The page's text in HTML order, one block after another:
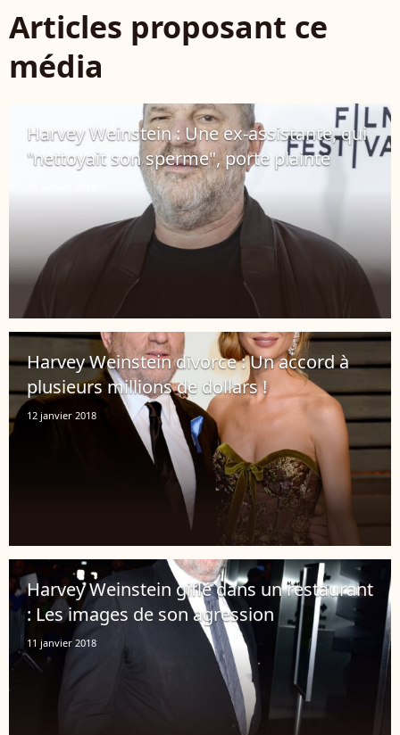
Articles proposant ce
média
Harvey Weinstein : Une ex-assistante, qui
"nettoyait son sperme", porte plainte
Harvey Weinstein divorce : Un accord à
plusieurs millions de dollars !
12 janvier 2018
Harvey Weinstein giflé dans un restaurant
: Les images de son agression
11 janvier 2018